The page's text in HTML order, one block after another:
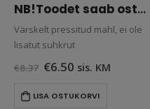
NB!Toodet saab osta vaid ise järgi tulles.
Värskelt pressitud mahl, ei ole
lisatut suhkrut
€8.37 Algne
€8.37.
€6.50Praegune
€6.50.
sis. KM
LISA OSTUKORVI